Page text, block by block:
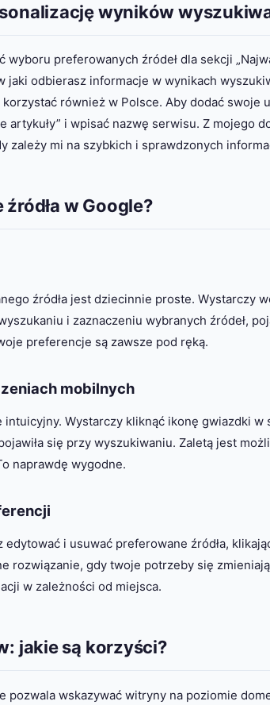
wyników
preferowanych źródeł dla sekcji
jaki odbierasz informacje w wynikach
również w Polsce. Aby dodać swoje
artykuły” i wpisać nazwę serwisu. Z mojego
zależy mi na szybkich i sprawdzonych
w Google?
źródła jest dziecinnie proste. Wystarczy
i zaznaczeniu wybranych źródeł,
preferencje są zawsze pod ręką.
mobilnych
Wystarczy kliknąć ikonę gwiazdki w
się przy wyszukiwaniu. Zaletą jest
naprawdę wygodne.
i usuwać preferowane źródła,
rozwiązanie, gdy twoje potrzeby się
w zależności od miejsca.
jakie są korzyści?
pozwala wskazywać witryny na poziomie